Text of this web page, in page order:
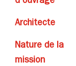
Architecte
Nature de la
mission